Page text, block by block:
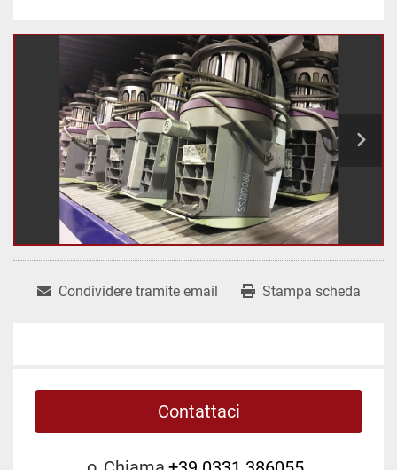
Condividere tramite email Stampa scheda
Contattaci